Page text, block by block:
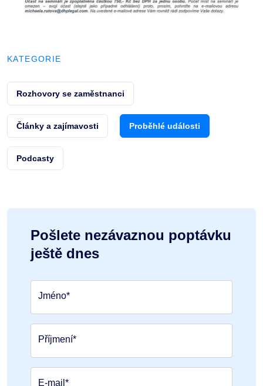
KATEGORIE
Rozhovory se zaměstnanci
Články a zajímavosti Proběhlé události
Podcasty
Pošlete nezávaznou poptávku
ještě dnes
Jméno*
Příjmení*
E-mail*